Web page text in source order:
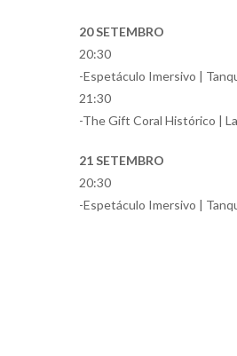
20 SETEMBRO
20:30
-Espetáculo Imersivo |
21:30
-The Gift Coral Histórico |
21 SETEMBRO
20:30
-Espetáculo Imersivo |